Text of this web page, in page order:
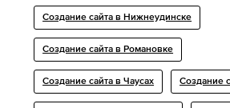
Создание сайта в Нижнеудинске
Создание сайта в Романовке
Создание сайта в Чаусах Создание